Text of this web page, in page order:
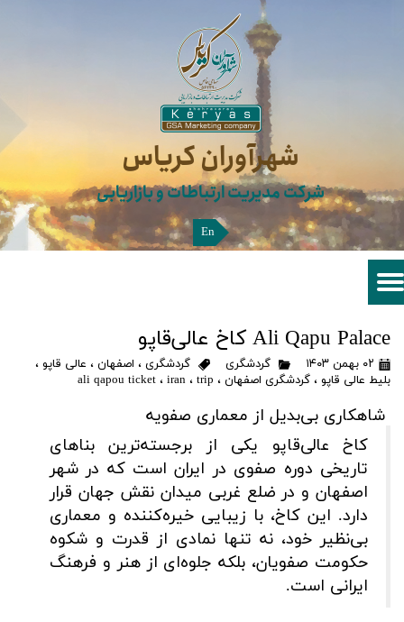
شهرآوران کریاس​​​​​​​
شرکت مدیریت ارتباطات و بازاریابی
En
Ali Qapu Palace کاخ عالی‌قاپو
۰۲ بهمن ۱۴۰۳ گردشگری گردشگری ، اصفهان ، عالی قاپو ،
بلیط عالی قاپو ، گردشگری اصفهان ، ali qapou ticket ، iran ، trip
شاهکاری بی‌بدیل از معماری صفویه
کاخ عالی‌قاپو یکی از برجسته‌ترین بناهای
تاریخی دوره صفوی در ایران است که در شهر
اصفهان و در ضلع غربی میدان نقش جهان قرار
دارد. این کاخ، با زیبایی خیره‌کننده و معماری
بی‌نظیر خود، نه تنها نمادی از قدرت و شکوه
حکومت صفویان، بلکه جلوه‌ای از هنر و فرهنگ
ایرانی است.